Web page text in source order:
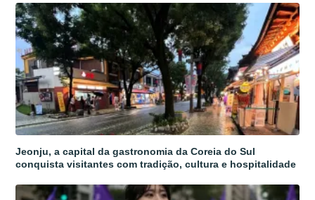
Jeonju, a capital da gastronomia da Coreia do Sul
conquista visitantes com tradição, cultura e hospitalidade